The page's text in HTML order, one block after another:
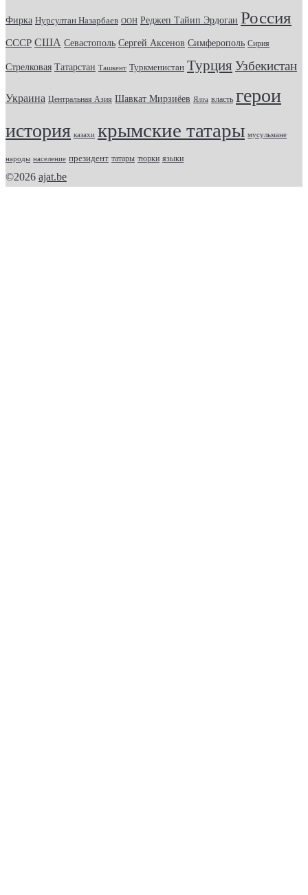
Фирка Нурсултан Назарбаев ООН Реджеп Тайип Эрдоган Россия
СССР США Севастополь Сергей Аксенов Симферополь Сирия
Стрелковая Татарстан Ташкент Туркменистан Турция Узбекистан
Украина Центральная Азия Шавкат Мирзиёев Ялта власть герои
история казахи крымские татары мусульмане
народы население президент татары тюрки языки
©2026 ajat.be